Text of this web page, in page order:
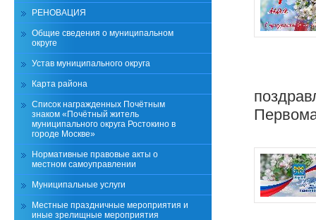
РЕНОВАЦИЯ
Общие сведения о муниципальном
округе
Устав муниципального округа
Карта района
Список награжденных Почётным
знаком «Почётный житель
муниципального округа Ростокино в
городе Москве»
Нормативные правовые акты о
местном самоуправлении
Муниципальные услуги
Местные праздничные мероприятия и
иные зрелищные мероприятия